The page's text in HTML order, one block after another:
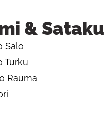
&
Salo
Turku
Rauma